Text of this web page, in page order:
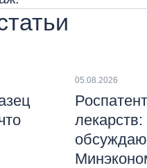
05.08.2026
лекарств: